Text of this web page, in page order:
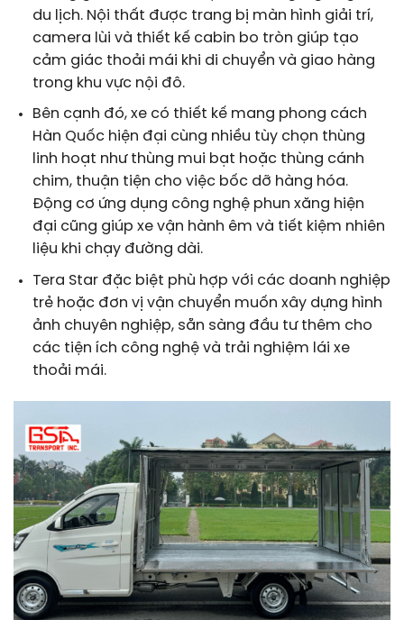
du lịch. Nội thất được trang bị màn hình giải trí,
camera lùi và thiết kế cabin bo tròn giúp tạo
cảm giác thoải mái khi di chuyển và giao hàng
trong khu vực nội đô.
Bên cạnh đó, xe có thiết kế mang phong cách
Hàn Quốc hiện đại cùng nhiều tùy chọn thùng
linh hoạt như thùng mui bạt hoặc thùng cánh
chim, thuận tiện cho việc bốc dỡ hàng hóa.
Động cơ ứng dụng công nghệ phun xăng hiện
đại cũng giúp xe vận hành êm và tiết kiệm nhiên
liệu khi chạy đường dài.
Tera Star đặc biệt phù hợp với các doanh nghiệp
trẻ hoặc đơn vị vận chuyển muốn xây dựng hình
ảnh chuyên nghiệp, sẵn sàng đầu tư thêm cho
các tiện ích công nghệ và trải nghiệm lái xe
thoải mái.